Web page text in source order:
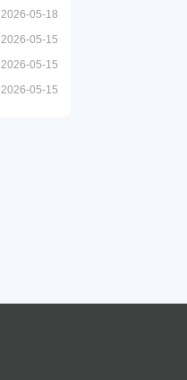
2026-05-18
2026-05-15
2026-05-15
2026-05-15